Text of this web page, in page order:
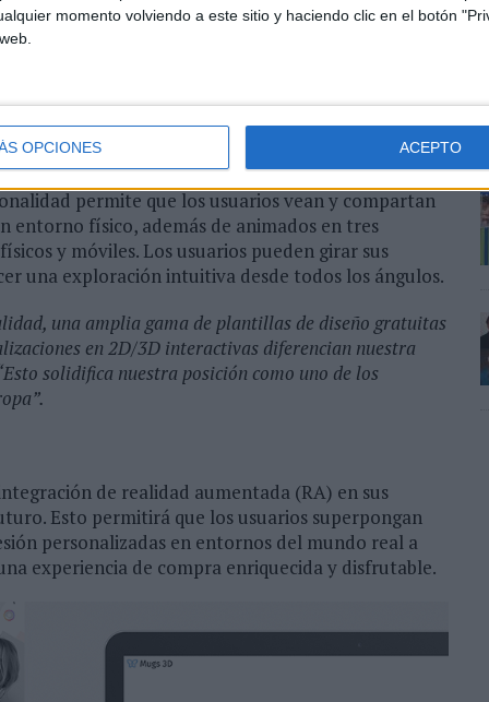
momento volviendo a este sitio y haciendo clic en el botón
OPCIONES ACEPTO
sus productos de impresión, como volantes,
variedad de productos digitales, como
sociales. Las posibilidades son prácticamente
Unitedprint.com presenta innovadoras
permite que los usuarios vean y compartan
entorno físico, además de animados en tres
y móviles. Los usuarios pueden girar sus
una exploración intuitiva desde todos los ángulos.
una amplia gama de plantillas de diseño gratuitas
en 2D/3D interactivas diferencian nuestra
solidifica nuestra posición como uno de los
de realidad aumentada (RA) en sus
Esto permitirá que los usuarios superpongan
personalizadas en entornos del mundo real a
experiencia de compra enriquecida y disfrutable.